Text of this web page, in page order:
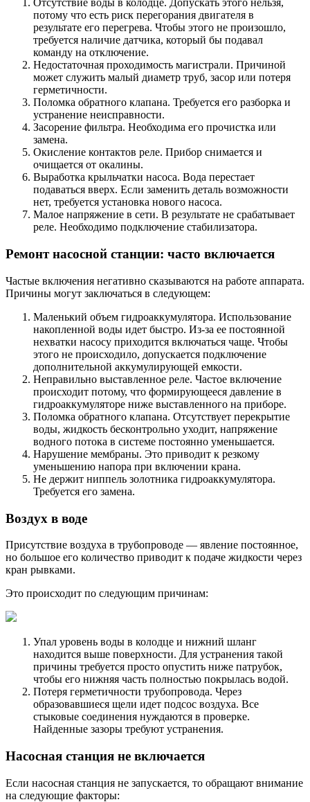
Отсутствие воды в колодце. Допускать этого нельзя,
потому что есть риск перегорания двигателя в
результате его перегрева. Чтобы этого не произошло,
требуется наличие датчика, который бы подавал
команду на отключение.
Недостаточная проходимость магистрали. Причиной
может служить малый диаметр труб, засор или потеря
герметичности.
Поломка обратного клапана. Требуется его разборка и
устранение неисправности.
Засорение фильтра. Необходима его прочистка или
замена.
Окисление контактов реле. Прибор снимается и
очищается от окалины.
Выработка крыльчатки насоса. Вода перестает
подаваться вверх. Если заменить деталь возможности
нет, требуется установка нового насоса.
Малое напряжение в сети. В результате не срабатывает
реле. Необходимо подключение стабилизатора.
Ремонт насосной станции: часто включается
Частые включения негативно сказываются на работе аппарата.
Причины могут заключаться в следующем:
Маленький объем гидроаккумулятора. Использование
накопленной воды идет быстро. Из-за ее постоянной
нехватки насосу приходится включаться чаще. Чтобы
этого не происходило, допускается подключение
дополнительной аккумулирующей емкости.
Неправильно выставленное реле. Частое включение
происходит потому, что формирующееся давление в
гидроаккумуляторе ниже выставленного на приборе.
Поломка обратного клапана. Отсутствует перекрытие
воды, жидкость бесконтрольно уходит, напряжение
водного потока в системе постоянно уменьшается.
Нарушение мембраны. Это приводит к резкому
уменьшению напора при включении крана.
Не держит ниппель золотника гидроаккумулятора.
Требуется его замена.
Воздух в воде
Присутствие воздуха в трубопроводе — явление постоянное,
но большое его количество приводит к подаче жидкости через
кран рывками.
Это происходит по следующим причинам:
Упал уровень воды в колодце и нижний шланг
находится выше поверхности. Для устранения такой
причины требуется просто опустить ниже патрубок,
чтобы его нижняя часть полностью покрылась водой.
Потеря герметичности трубопровода. Через
образовавшиеся щели идет подсос воздуха. Все
стыковые соединения нуждаются в проверке.
Найденные зазоры требуют устранения.
Насосная станция не включается
Если насосная станция не запускается, то обращают внимание
на следующие факторы: